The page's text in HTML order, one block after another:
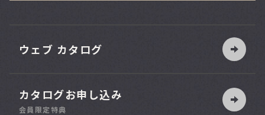
ウェブ カタログ
カタログお申し込み
会員限定特典